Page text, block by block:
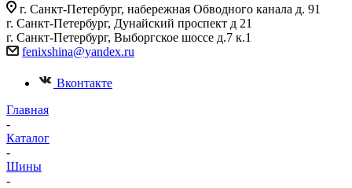
г. Санкт-Петербург, набережная Обводного канала д. 91
г. Санкт-Петербург, Дунайский проспект д 21
г. Санкт-Петербург, Выборгское шоссе д.7 к.1
fenixshina@yandex.ru
Вконтакте
Главная
-
Каталог
-
Шины
-